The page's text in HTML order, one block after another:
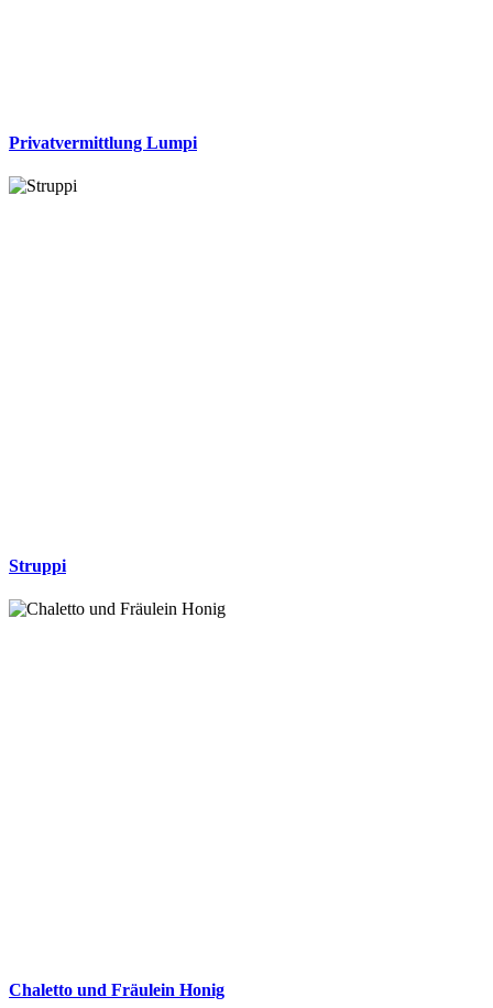
Privatvermittlung Lumpi
Struppi
Chaletto und Fräulein Honig